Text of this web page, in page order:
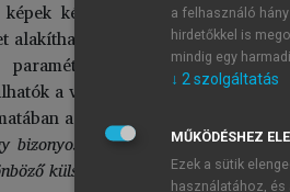
készülnek, majd ezekből
alakíthatók ki.. A SPECT – más
paramétereiről is adatokat
a vascularis eredetű
a SPECT és a PET
bizonyos pillanatban mutatott
külső stimulusokra beinduló
a felhasználó
hirdetőkkel is
mindig egy
↓ 2 szolgáltatás
MŰKÖDÉSHEZ
Ezek a sütik
használatához,